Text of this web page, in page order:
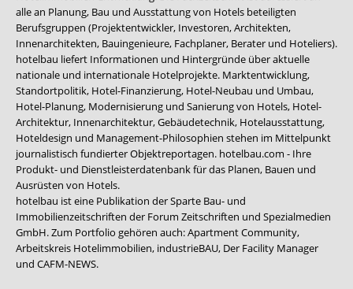
alle an Planung, Bau und Ausstattung von Hotels beteiligten
Berufsgruppen (Projektentwickler, Investoren, Architekten,
Innenarchitekten, Bauingenieure, Fachplaner, Berater und Hoteliers).
hotelbau liefert Informationen und Hintergründe über aktuelle
nationale und internationale Hotelprojekte. Marktentwicklung,
Standortpolitik, Hotel-Finanzierung, Hotel-Neubau und Umbau,
Hotel-Planung, Modernisierung und Sanierung von Hotels, Hotel-
Architektur, Innenarchitektur, Gebäudetechnik, Hotelausstattung,
Hoteldesign und Management-Philosophien stehen im Mittelpunkt
journalistisch fundierter Objektreportagen. hotelbau.com - Ihre
Produkt- und Dienstleisterdatenbank für das Planen, Bauen und
Ausrüsten von Hotels.
hotelbau ist eine Publikation der Sparte Bau- und
Immobilienzeitschriften der Forum Zeitschriften und Spezialmedien
GmbH. Zum Portfolio gehören auch:Apartment Community,
Arbeitskreis Hotelimmobilien, industrieBAU, Der Facility Manager
und CAFM-NEWS.